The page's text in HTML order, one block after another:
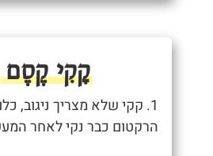
קָקִי קֶסֶם
1. קקי שלא מצריך ניגוב,
הרקטום כבר נקי לאחר